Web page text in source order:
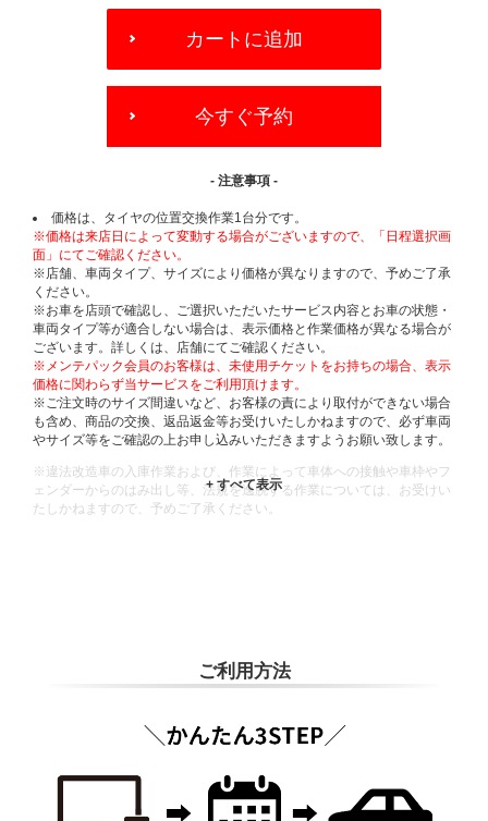
OPTIONS
カートに追加
今すぐ予約
- 注意事項 -
価格は、タイヤの位置交換作業1台分です。
※価格は来店日によって変動する場合がございますので、「日程選択画
面」にてご確認ください。
※店舗、車両タイプ、サイズにより価格が異なりますので、予めご了承
ください。
※お車を店頭で確認し、ご選択いただいたサービス内容とお車の状態・
車両タイプ等が適合しない場合は、表示価格と作業価格が異なる場合が
ございます。詳しくは、店舗にてご確認ください。
※メンテパック会員のお客様は、未使用チケットをお持ちの場合、表示
価格に関わらず当サービスをご利用頂けます。
※ご注文時のサイズ間違いなど、お客様の責により取付ができない場合
も含め、商品の交換、返品返金等お受けいたしかねますので、必ず車両
やサイズ等をご確認の上お申し込みいただきますようお願い致します。
※違法改造車の入庫作業および、作業によって車体への接触や車枠やフ
ェンダーからのはみ出し等、法規を逸脱する作業については、お受けい
たしかねますので、予めご了承ください。
ご利用方法